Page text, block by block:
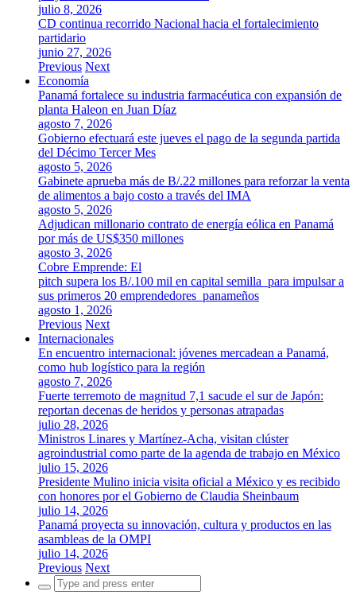
julio 8, 2026
CD continua recorrido Nacional hacia el fortalecimiento
partidario
junio 27, 2026
Previous Next
Economía
Panamá fortalece su industria farmacéutica con expansión de
planta Haleon en Juan Díaz
agosto 7, 2026
Gobierno efectuará este jueves el pago de la segunda partida
del Décimo Tercer Mes
agosto 5, 2026
Gabinete aprueba más de B/.22 millones para reforzar la venta
de alimentos a bajo costo a través del IMA
agosto 5, 2026
Adjudican millonario contrato de energía eólica en Panamá
por más de US$350 millones
agosto 3, 2026
Cobre Emprende: El
pitch supera los B/.100 mil en capital semilla para impulsar a
sus primeros 20 emprendedores panameños
agosto 1, 2026
Previous Next
Internacionales
En encuentro internacional: jóvenes mercadean a Panamá,
como hub logístico para la región
agosto 7, 2026
Fuerte terremoto de magnitud 7,1 sacude el sur de Japón:
reportan decenas de heridos y personas atrapadas
julio 28, 2026
Ministros Linares y Martínez-Acha, visitan clúster
agroindustrial como parte de la agenda de trabajo en México
julio 15, 2026
Presidente Mulino inicia visita oficial a México y es recibido
con honores por el Gobierno de Claudia Sheinbaum
julio 14, 2026
Panamá proyecta su innovación, cultura y productos en las
asambleas de la OMPI
julio 14, 2026
Previous Next
Search
for: